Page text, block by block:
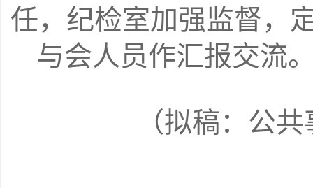
任，纪检室加强监督，
与会人员作汇报交流
（拟稿：公